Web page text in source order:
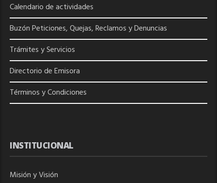
Calendario de actividades
Buzón Peticiones, Quejas, Reclamos y Denuncias
Trámites y Servicios
Directorio deEmisora
Términos y Condiciones
INSTITUCIONAL
Misión y Visión